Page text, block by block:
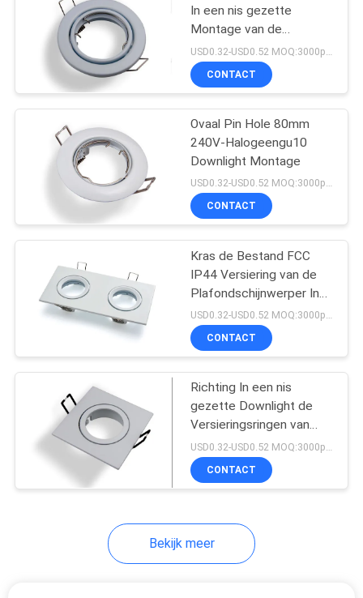
120V LEIDENE
Strook
12V LEIDENE
Strooklichten
LEIDEN van randlit
Comité
In een nis gezette
Montage van de
Verlichtingsversiering
CONTACT
Ovaal Pin Hole 80mm
240V-Halogeengu10
Downlight Montage
USD0.32-USD0.52 MOQ:3000pcs
CONTACT
Kras de Bestand FCC
IP44 Versiering van de
Plafondschijnwerper In
een nis gezette
Verlichting
USD0.32-USD0.52 MOQ:3000pcs
CONTACT
Richting In een nis
gezette Downlight de
Versieringsringen van
φ84mm Gu10
CONTACT
Bekijk meer